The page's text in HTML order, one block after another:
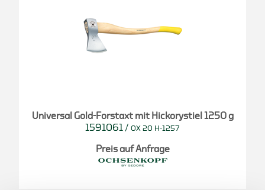
Universal Gold-Forstaxt mit Hickorystiel 1250 g
1591061 / OX 20 H-1257
Preis auf Anfrage